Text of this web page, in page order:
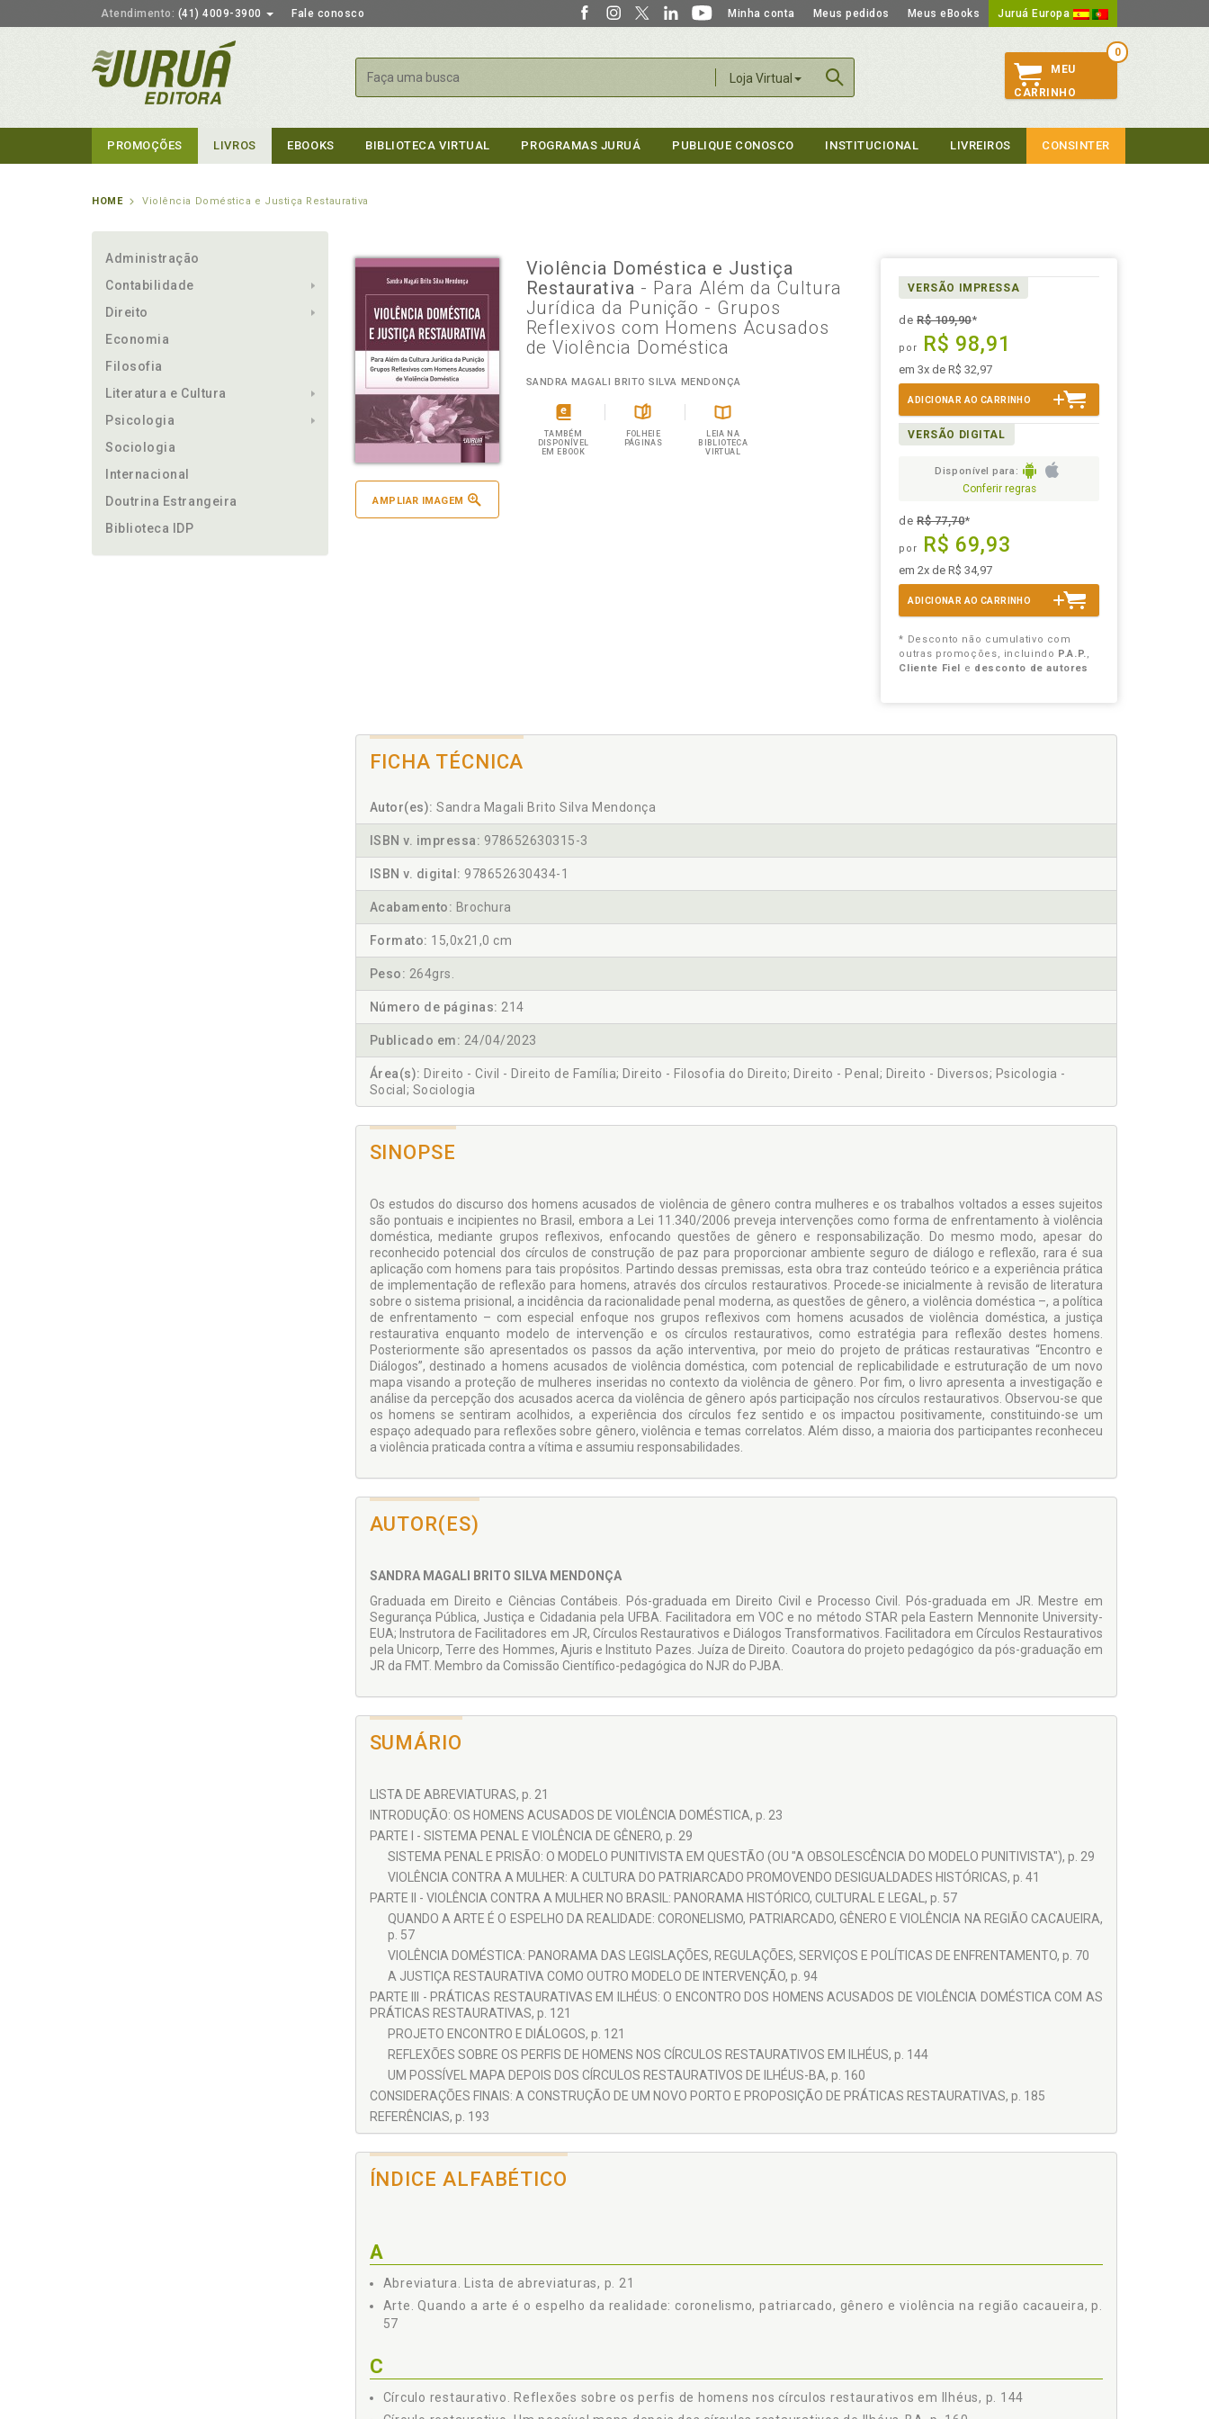
Atendimento: (41) 4009-3900 Fale conosco Minha conta Meus pedidos Meus eBooks Juruá Europa
Loja Virtual
Buscar
0
MEU
CARRINHO
PROMOÇÕES LIVROS EBOOKS BIBLIOTECA VIRTUAL PROGRAMAS JURUÁ PUBLIQUE CONOSCO INSTITUCIONAL LIVREIROS CONSINTER
HOME Violência Doméstica e Justiça Restaurativa
Administração
Contabilidade
Direito
Economia
Filosofia
Literatura e Cultura
Psicologia
Sociologia
Internacional
Doutrina Estrangeira
Biblioteca IDP
AMPLIAR IMAGEM
Violência Doméstica e Justiça
Restaurativa - Para Além da Cultura
Jurídica da Punição - Grupos
Reflexivos com Homens Acusados
de Violência Doméstica
SANDRA MAGALI BRITO SILVA MENDONÇA
TAMBÉM
DISPONÍVEL
EM EBOOK
FOLHEIE
PÁGINAS
LEIA NA
BIBLIOTECA
VIRTUAL
VERSÃO IMPRESSA
deR$ 109,90*
por R$ 98,91
em 3x de R$ 32,97
ADICIONAR AO CARRINHO
VERSÃO DIGITAL
Disponível para:
Conferir regras
deR$ 77,70*
por R$ 69,93
em 2x de R$ 34,97
ADICIONAR AO CARRINHO
* Desconto não cumulativo com
outras promoções, incluindo P.A.P.,
Cliente Fiel
e desconto de autores
FICHA TÉCNICA
Autor(es): Sandra Magali Brito Silva Mendonça
ISBN v. impressa: 978652630315-3
ISBN v. digital: 978652630434-1
Acabamento: Brochura
Formato: 15,0x21,0 cm
Peso: 264grs.
Número de páginas: 214
Publicado em: 24/04/2023
Área(s): Direito - Civil - Direito de Família; Direito - Filosofia do Direito; Direito - Penal; Direito - Diversos; Psicologia -
Social; Sociologia
SINOPSE
Os estudos do discurso dos homens acusados de violência de gênero contra mulheres e os trabalhos voltados a esses sujeitos
são pontuais e incipientes no Brasil, embora a Lei 11.340/2006 preveja intervenções como forma de enfrentamento à violência
doméstica, mediante grupos reflexivos, enfocando questões de gênero e responsabilização. Do mesmo modo, apesar do
reconhecido potencial dos círculos de construção de paz para proporcionar ambiente seguro de diálogo e reflexão, rara é sua
aplicação com homens para tais propósitos. Partindo dessas premissas, esta obra traz conteúdo teórico e a experiência prática
de implementação de reflexão para homens, através dos círculos restaurativos. Procede-se inicialmente à revisão de literatura
sobre o sistema prisional, a incidência da racionalidade penal moderna, as questões de gênero, a violência doméstica –, a política
de enfrentamento – com especial enfoque nos grupos reflexivos com homens acusados de violência doméstica, a justiça
restaurativa enquanto modelo de intervenção e os círculos restaurativos, como estratégia para reflexão destes homens.
Posteriormente são apresentados os passos da ação interventiva, por meio do projeto de práticas restaurativas “Encontro e
Diálogos”, destinado a homens acusados de violência doméstica, com potencial de replicabilidade e estruturação de um novo
mapa visando a proteção de mulheres inseridas no contexto da violência de gênero. Por fim, o livro apresenta a investigação e
análise da percepção dos acusados acerca da violência de gênero após participação nos círculos restaurativos. Observou-se que
os homens se sentiram acolhidos, a experiência dos círculos fez sentido e os impactou positivamente, constituindo-se um
espaço adequado para reflexões sobre gênero, violência e temas correlatos. Além disso, a maioria dos participantes reconheceu
a violência praticada contra a vítima e assumiu responsabilidades.
AUTOR(ES)
SANDRA MAGALI BRITO SILVA MENDONÇA
Graduada em Direito e Ciências Contábeis. Pós-graduada em Direito Civil e Processo Civil. Pós-graduada em JR. Mestre em
Segurança Pública, Justiça e Cidadania pela UFBA. Facilitadora em VOC e no método STAR pela Eastern Mennonite University-
EUA; Instrutora de Facilitadores em JR, Círculos Restaurativos e Diálogos Transformativos. Facilitadora em Círculos Restaurativos
pela Unicorp, Terre des Hommes, Ajuris e Instituto Pazes. Juíza de Direito. Coautora do projeto pedagógico da pós-graduação em
JR da FMT. Membro da Comissão Científico-pedagógica do NJR do PJBA.
SUMÁRIO
LISTA DE ABREVIATURAS, p. 21
INTRODUÇÃO: OS HOMENS ACUSADOS DE VIOLÊNCIA DOMÉSTICA, p. 23
PARTE I - SISTEMA PENAL E VIOLÊNCIA DE GÊNERO, p. 29
SISTEMA PENAL E PRISÃO: O MODELO PUNITIVISTA EM QUESTÃO (OU "A OBSOLESCÊNCIA DO MODELO PUNITIVISTA"), p. 29
VIOLÊNCIA CONTRA A MULHER: A CULTURA DO PATRIARCADO PROMOVENDO DESIGUALDADES HISTÓRICAS, p. 41
PARTE II - VIOLÊNCIA CONTRA A MULHER NO BRASIL: PANORAMA HISTÓRICO, CULTURAL E LEGAL, p. 57
QUANDO A ARTE É O ESPELHO DA REALIDADE: CORONELISMO, PATRIARCADO, GÊNERO E VIOLÊNCIA NA REGIÃO CACAUEIRA,
p. 57
VIOLÊNCIA DOMÉSTICA: PANORAMA DAS LEGISLAÇÕES, REGULAÇÕES, SERVIÇOS E POLÍTICAS DE ENFRENTAMENTO, p. 70
A JUSTIÇA RESTAURATIVA COMO OUTRO MODELO DE INTERVENÇÃO, p. 94
PARTE III - PRÁTICAS RESTAURATIVAS EM ILHÉUS: O ENCONTRO DOS HOMENS ACUSADOS DE VIOLÊNCIA DOMÉSTICA COM AS
PRÁTICAS RESTAURATIVAS, p. 121
PROJETO ENCONTRO E DIÁLOGOS, p. 121
REFLEXÕES SOBRE OS PERFIS DE HOMENS NOS CÍRCULOS RESTAURATIVOS EM ILHÉUS, p. 144
UM POSSÍVEL MAPA DEPOIS DOS CÍRCULOS RESTAURATIVOS DE ILHÉUS-BA, p. 160
CONSIDERAÇÕES FINAIS: A CONSTRUÇÃO DE UM NOVO PORTO E PROPOSIÇÃO DE PRÁTICAS RESTAURATIVAS, p. 185
REFERÊNCIAS, p. 193
ÍNDICE ALFABÉTICO
A
Abreviatura. Lista de abreviaturas, p. 21
Arte. Quando a arte é o espelho da realidade: coronelismo, patriarcado, gênero e violência na região cacaueira, p.
57
C
Círculo restaurativo. Reflexões sobre os perfis de homens nos círculos restaurativos em Ilhéus, p. 144